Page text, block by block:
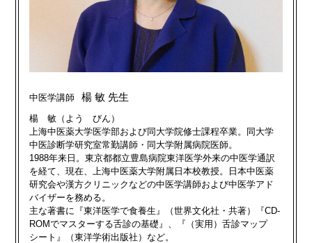
中医学講師 楊 敏 先生
楊 敏（よう びん）
上海中医薬大学医学部および同大学院修士課程卒業。同大学
中医診断学研究室常勤講師・同大学附属病院医師。
1988年来日。東京都都立豊島病院東洋医学外来の中医学通訳
を経て、現在、上海中医薬大学附属日本校教授。日本中医薬
研究会や漢方クリニックなどの中医学講師および中医学アド
バイザーを務める。
主な著書に『東洋医学で食養生』（世界文化社・共著）『CD-
ROMでマスターする舌診の基礎』、『（実用）舌診マップ
シート』（東洋学術出版社）など。